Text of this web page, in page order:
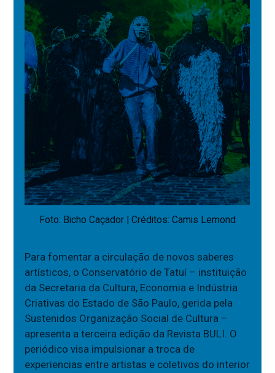
Foto: Bicho Caçador | Créditos: Camis Lemond
Para fomentar a circulação de novos saberes
artísticos, o Conservatório de Tatuí – instituição
da Secretaria da Cultura, Economia e Indústria
Criativas do Estado de São Paulo, gerida pela
Sustenidos Organização Social de Cultura –
apresenta a terceira edição da Revista BULI. O
periódico visa impulsionar a troca de
experiencias entre artistas e coletivos do interior